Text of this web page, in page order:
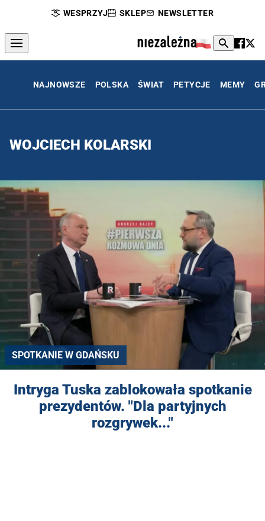
WESPRZYJ SKLEP NEWSLETTER
NAJNOWSZE POLSKA ŚWIAT PETYCJE MEMY
WOJCIECH KOLARSKI
SPOTKANIE W GDAŃSKU
Intryga Tuska zablokowała spotkanie
prezydentów. "Dla partyjnych
rozgrywek..."